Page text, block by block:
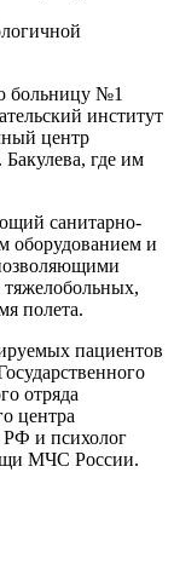
больницу №1
институт
центр
где им
санитарно-
оборудованием и
тяжелобольных,
полета.
пациентов
отряда
центра
и психолог
МЧС России.